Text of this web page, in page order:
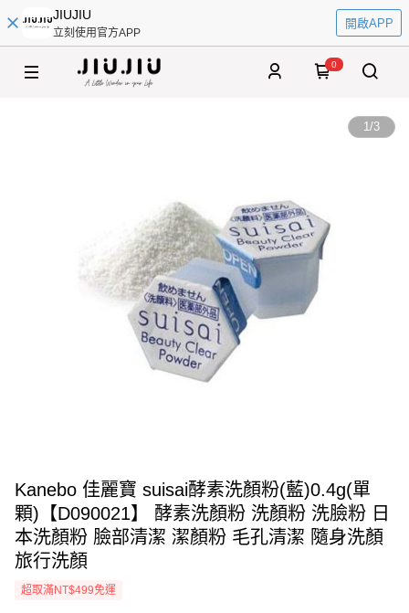
JIUJIU
立刻使用官方APP
開啟APP
0
1/3
Kanebo 佳麗寶 suisai酵素洗顏粉(藍)0.4g(單
顆)【D090021】 酵素洗顏粉 洗顏粉 洗臉粉 日
本洗顏粉 臉部清潔 潔顏粉 毛孔清潔 隨身洗顏
旅行洗顏
超取滿NT$499免運